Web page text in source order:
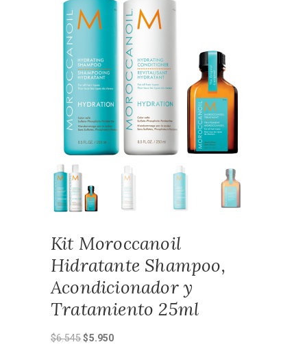
Kit Moroccanoil
Hidratante Shampoo,
Acondicionador y
Tratamiento 25ml
$6.545El
$5.950El